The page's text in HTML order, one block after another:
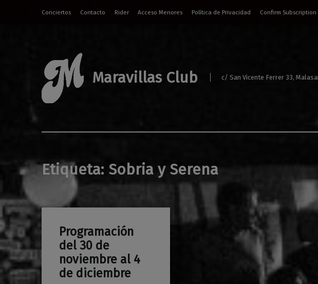
Conciertos Contacto Rider Acceso Menores Política de Privacidad Confirm Subscription
Maravillas Club c/ San Vicente Ferrer 33,
Etiqueta: Sobria y Serena
Programación
del 30 de
noviembre al 4
de diciembre
29/11/2016
0
Maravillas